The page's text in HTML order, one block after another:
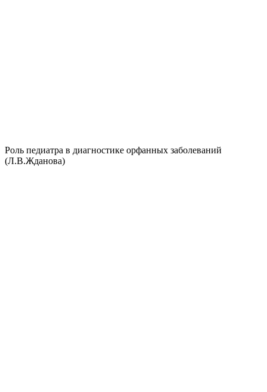
Роль педиатра в диагностике орфанных заболеваний
(Л.В.Жданова)